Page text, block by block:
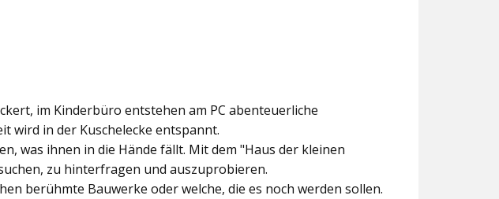
im Kinderbüro entstehen am PC abenteuerliche
wird in der Kuschelecke entspannt.
was ihnen in die Hände fällt. Mit dem "Haus der kleinen
zu hinterfragen und auszuprobieren.
berühmte Bauwerke oder welche, die es noch werden sollen.